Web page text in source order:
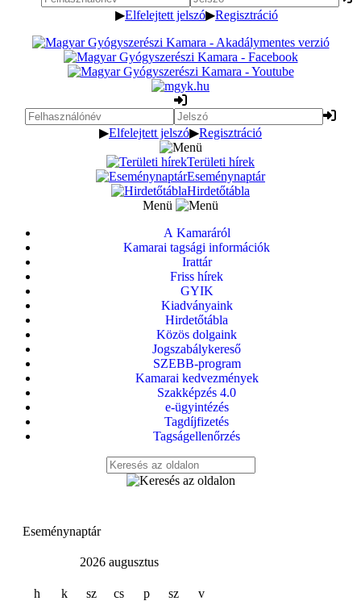
▶Elfelejtett jelszó▶Regisztráció
▶Elfelejtett jelszó▶Regisztráció
Területi hírek
Eseménynaptár
Hirdetőtábla
Menü
A Kamaráról
Kamarai tagsági információk
Irattár
Friss hírek
GYIK
Kiadványaink
Hirdetőtábla
Közös dolgaink
Jogszabálykereső
SZEBB-program
Kamarai kedvezmények
Szakképzés 4.0
e-ügyintézés
Tagdíjfizetés
Tagságellenőrzés
Eseménynaptár
2026 augusztus
h k sz cs p sz
v